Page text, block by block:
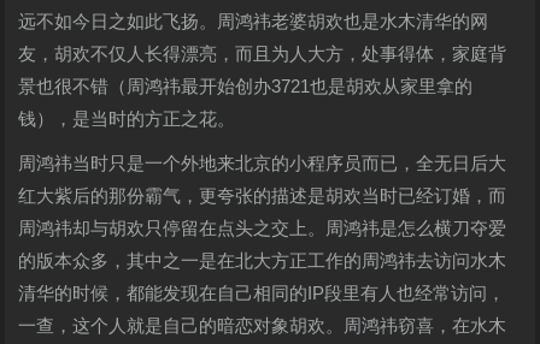
远不如今日之如此飞扬。周鸿祎老婆胡欢也是水木清华的网
友，胡欢不仅人长得漂亮，而且为人大方，处事得体，家庭背
景也很不错（周鸿祎最开始创办3721也是胡欢从家里拿的
钱），是当时的方正之花。
周鸿祎当时只是一个外地来北京的小程序员而已，全无日后大
红大紫后的那份霸气，更夸张的描述是胡欢当时已经订婚，而
周鸿祎却与胡欢只停留在点头之交上。周鸿祎是怎么横刀夺爱
的版本众多，其中之一是在北大方正工作的周鸿祎去访问水木
清华的时候，都能发现在自己相同的IP段里有人也经常访问，
一查，这个人就是自己的暗恋对象胡欢。周鸿祎窃喜，在水木